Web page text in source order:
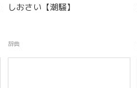
しおさい【潮騒】
辞典